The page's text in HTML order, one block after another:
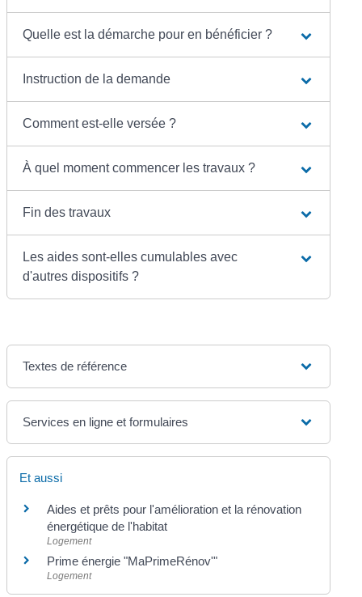
Quelle est la démarche pour en bénéficier ?
Instruction de la demande
Comment est-elle versée ?
À quel moment commencer les travaux ?
Fin des travaux
Les aides sont-elles cumulables avec
d'autres dispositifs ?
Textes de référence
Services en ligne et formulaires
Et aussi
Aides et prêts pour l'amélioration et la rénovation
énergétique de l'habitat
Logement
Prime énergie "MaPrimeRénov'"
Logement